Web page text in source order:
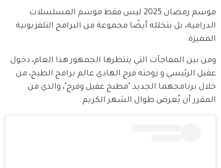
موسم رمضان 2025 ليس فقط موسم المسلسلات
الدرامية، بل يتخلله أيضًا مجموعة من البرامج التلفزيونية
المميزة.
ومن بين المفاجآت التي ينتظرها الجمهور هذا العام، دخول
عقيل الرئيسي و زوجته فرح الهادي عالم برامج الطبخ، من
خلال برنامجهما الجديد "مطبخ عقيل وفرح"، والذي من
المقرر أن يُعرض طوال الشهر الكريم.